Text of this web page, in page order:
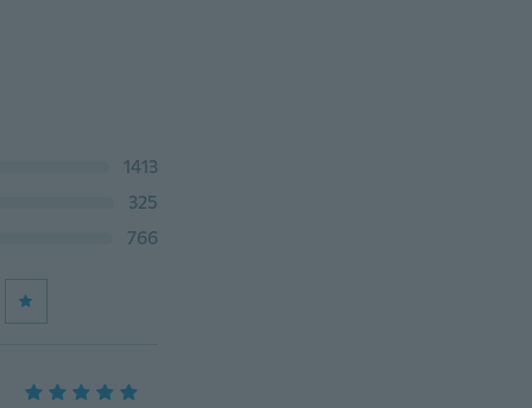
1413
325
766